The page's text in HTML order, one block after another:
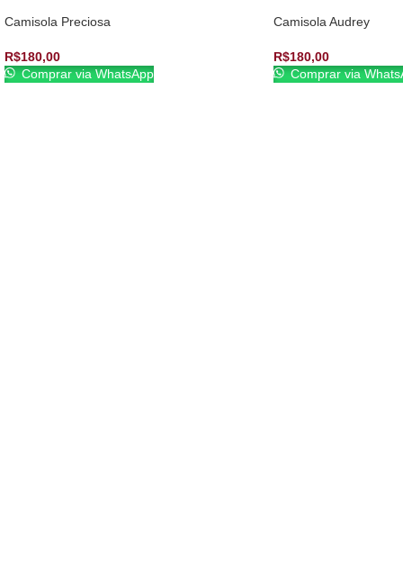
Camisola Preciosa
R$180,00
Comprar via WhatsApp
Camisola Audrey
R$180,00
Comprar via